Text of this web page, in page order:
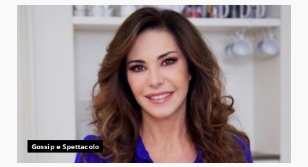
Gossip e Spettacolo